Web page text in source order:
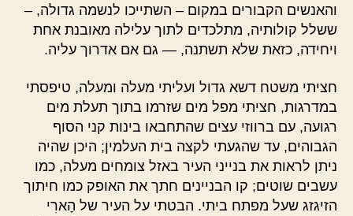
והאנשים הקבורים במקום – השתייכו לנשמה גדולה, –
ששלל קולותיה, מתלכדים לתוך עלילה מאובנת אחת
ויחידה, כזאת שלא תשתנה, — גם אם אדרוך עליה.
חציתי משטח דשא גדול ועליתי מעלה ומעלה, טיפסתי
במדרגות, חציתי מפל מים שזרמו בתוך תעלת מים
רגועה, עם ברווזי עצים שהתחבאו בינות קני הסוף
הגבוהים, עד שהגעתי לקצה בית העלמין; היכן שהיה
ניתן לראות את בנייני העיר באזל צומחים מעלה, כמו
עשבים שוטים; קו הבניינים חתך את האופק כמו חיתוך
הזיגזג שעל מפתח ביתי. הבטתי על העיר של הָארִי